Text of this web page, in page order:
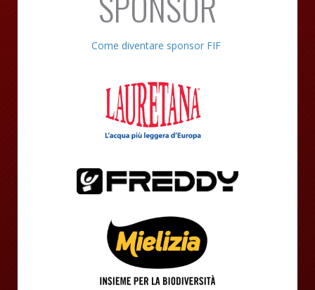
Come diventare sponsor FIF